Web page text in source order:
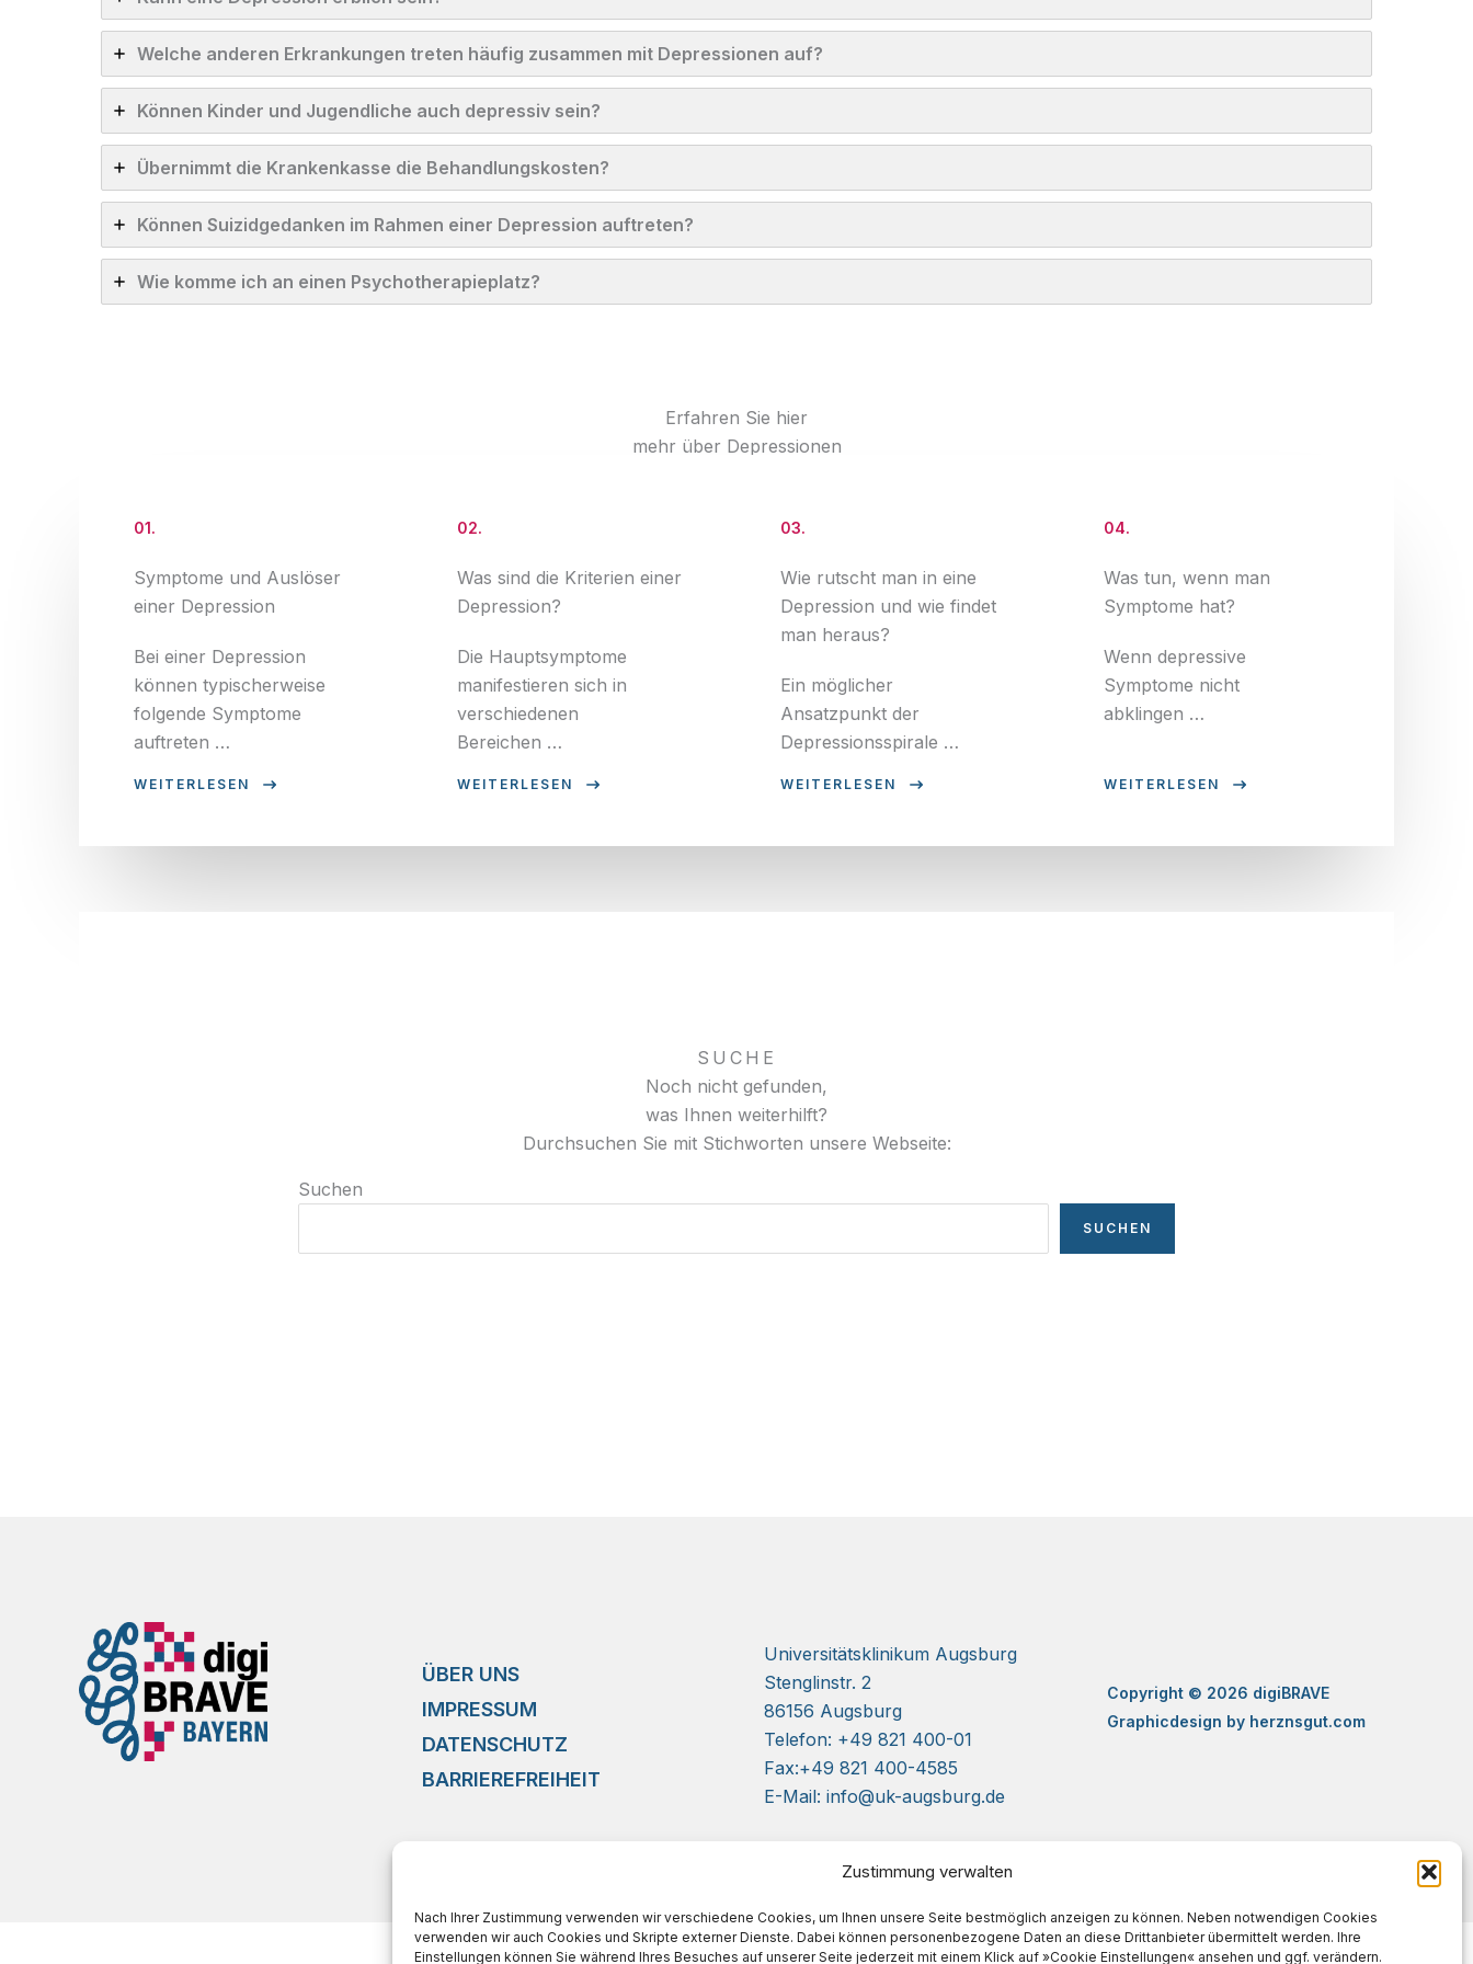
Zustimmung verwalten
Nach Ihrer Zustimmung verwenden wir verschiedene Cookies, um Ihnen unsere Seite bestmöglich anzeigen zu können. Neben notwendigen Cookies
verwenden wir auch Cookies und Skripte externer Dienste. Dabei können personenbezogene Daten an diese Drittanbieter übermittelt werden. Ihre
Einstellungen können Sie während Ihres Besuches auf unserer Seite jederzeit mit einem Klick auf »Cookie Einstellungen« ansehen und ggf. verändern.
Welche anderen Erkrankungen treten häufig zusammen mit Depressionen auf?
Können Kinder und Jugendliche auch depressiv sein?
Übernimmt die Krankenkasse die Behandlungskosten?
Können Suizidgedanken im Rahmen einer Depression auftreten?
Wie komme ich an einen Psychotherapieplatz?
Erfahren Sie hier
mehr über Depressionen
01.
Symptome und Auslöser
einer Depression
Bei einer Depression
können typischerweise
folgende Symptome
auftreten …
WEITERLESEN
02.
Was sind die Kriterien einer
Depression?
Die Hauptsymptome
manifestieren sich in
verschiedenen
Bereichen …
WEITERLESEN
03.
Wie rutscht man in eine
Depression und wie findet
man heraus?
Ein möglicher
Ansatzpunkt der
Depressionsspirale …
WEITERLESEN
04.
Was tun, wenn man
Symptome hat?
Wenn depressive
Symptome nicht
abklingen …
WEITERLESEN
SUCHE
Noch nicht gefunden,
was Ihnen weiterhilft?
Durchsuchen Sie mit Stichworten unsere Webseite:
Suchen
SUCHEN
ÜBER UNS
IMPRESSUM
DATENSCHUTZ
BARRIEREFREIHEIT
Universitätsklinikum Augsburg
Stenglinstr. 2
86156 Augsburg
Telefon: +49 821 400-01
Fax:+49 821 400-4585
E-Mail: info@uk-augsburg.de
Copyright © 2026 digiBRAVE
Graphicdesign by herznsgut.com